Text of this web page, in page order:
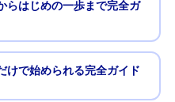
構築からはじめの一歩まで完全ガ
ラウザだけで始められる完全ガイド